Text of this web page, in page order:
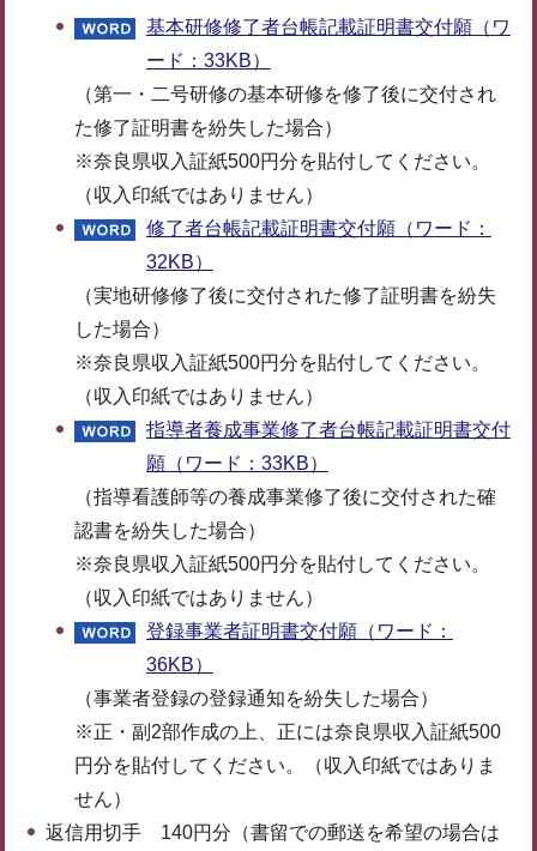
基本研修修了者台帳記載証明書交付願（ワ
ード：33KB）
（第一・二号研修の基本研修を修了後に交付され
た修了証明書を紛失した場合）
※奈良県収入証紙500円分を貼付してください。
（収入印紙ではありません）
修了者台帳記載証明書交付願（ワード：
32KB）
（実地研修修了後に交付された修了証明書を紛失
した場合）
※奈良県収入証紙500円分を貼付してください。
（収入印紙ではありません）
指導者養成事業修了者台帳記載証明書交付
願（ワード：33KB）
（指導看護師等の養成事業修了後に交付された確
認書を紛失した場合）
※奈良県収入証紙500円分を貼付してください。
（収入印紙ではありません）
登録事業者証明書交付願（ワード：
36KB）
（事業者登録の登録通知を紛失した場合）
※正・副2部作成の上、正には奈良県収入証紙500
円分を貼付してください。（収入印紙ではありま
せん）
返信用切手 140円分（書留での郵送を希望の場合は